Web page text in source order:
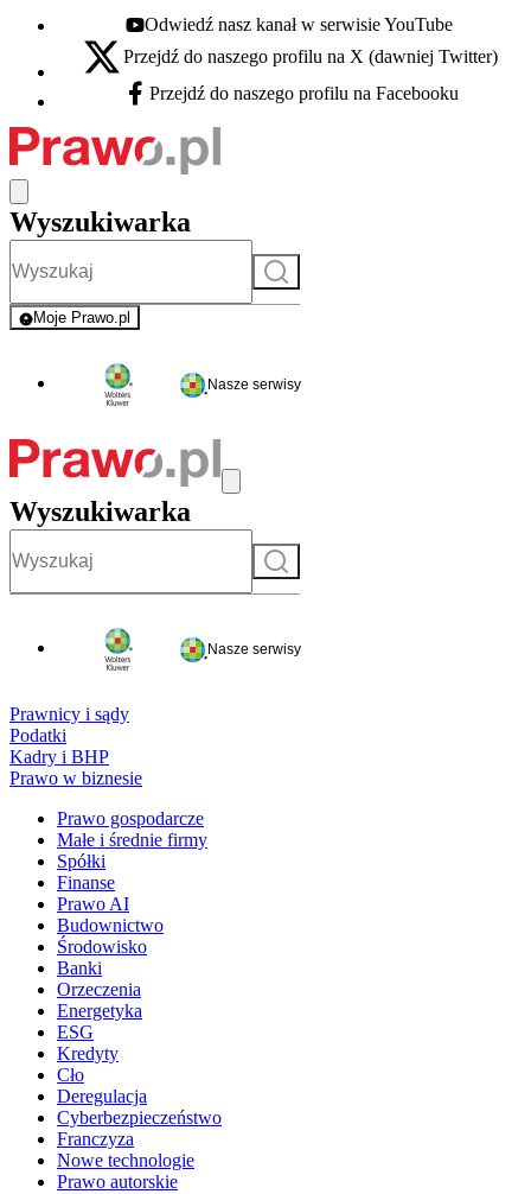
Youtube - otwiera się w nowej karcie
Odwiedź nasz kanał w serwisie YouTube
X - otwiera się w nowej karcie
Przejdź do naszego profilu na X (dawniej Twitter)
Facebook - otwiera się w nowej karcie
Przejdź do naszego profilu na Facebooku
Wyszukiwarka
Szukaj
Moje Prawo.pl
- rejestracja i logowanie do serwisu
Nasze serwisy
Wyszukiwarka
Szukaj
Nasze serwisy
Prawnicy i sądy
Podatki
Kadry i BHP
Prawo w biznesie
Prawo gospodarcze
Małe i średnie firmy
Spółki
Finanse
Prawo AI
Budownictwo
Środowisko
Banki
Orzeczenia
Energetyka
ESG
Kredyty
Cło
Deregulacja
Cyberbezpieczeństwo
Franczyza
Nowe technologie
Prawo autorskie